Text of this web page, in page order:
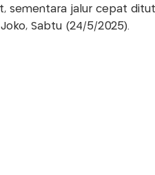
sementara jalur cepat
Sabtu (24/5/2025).